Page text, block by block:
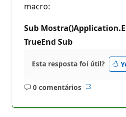
macro:
Sub
TrueEnd Sub
Esta resposta foi útil?
0 comentários
Sem